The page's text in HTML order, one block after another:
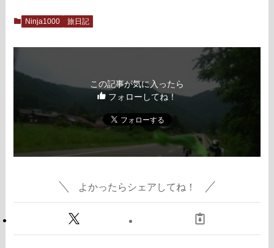
Ninja1000 旅日記
この記事が気に入ったら
フォローしてね！
よかったらシェアしてね！